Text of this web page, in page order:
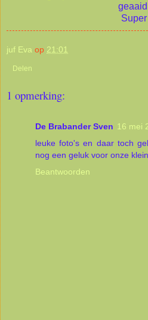
Super
juf Eva op 21:01
Delen
1 opmerking:
De Brabander Sven 16 mei
leuke foto's en daar toch
nog een geluk voor onze
Beantwoorden